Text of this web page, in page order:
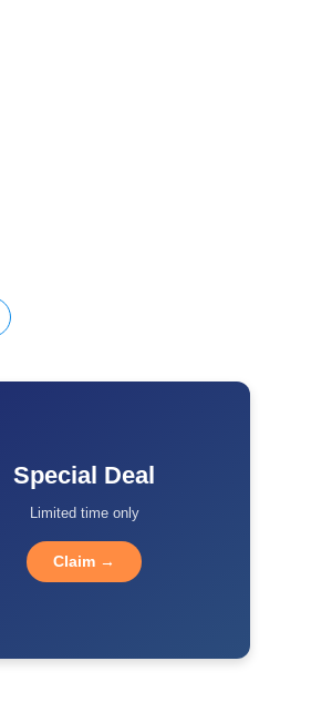
Special Deal
Limited time only
Claim →